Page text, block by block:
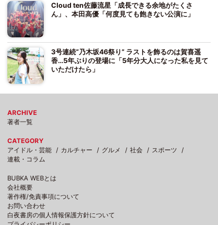
Cloud ten佐藤流星「成長できる余地がたくさ
ん」、本田高優「何度見ても飽きない公演に」
3号連続“乃木坂46祭り” ラストを飾るのは賀喜遥
香…5年ぶりの登場に「5年分大人になった私を見て
いただけたら」
ARCHIVE
著者一覧
CATEGORY
アイドル・芸能
カルチャー グルメ 社会
スポーツ
連載・コラム
BUBKA WEBとは
会社概要
著作権/免責事項について
お問い合わせ
白夜書房の個人情報保護方針について